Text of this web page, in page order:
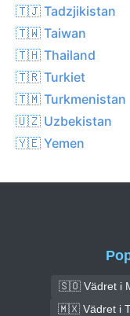
🇹🇯 Tadzjikistan
🇹🇼 Taiwan
🇹🇭 Thailand
🇹🇷 Turkiet
🇹🇲 Turkmenistan
🇺🇿 Uzbekistan
🇾🇪 Yemen
🇸🇴 Vädret i
🇲🇽 Vädret i